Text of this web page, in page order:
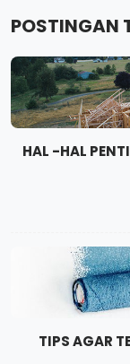
POSTINGAN
HAL -HAL
TIPS AGAR